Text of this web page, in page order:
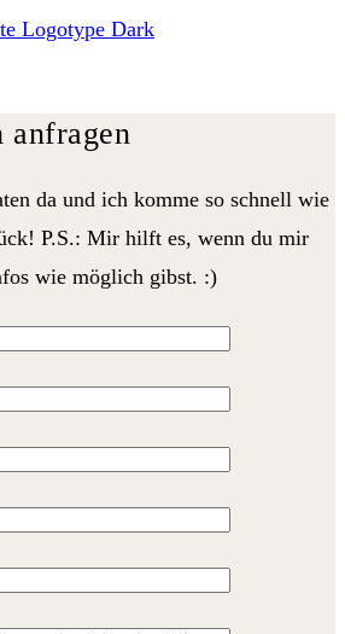
da und ich komme so schnell wie
P.S.: Mir hilft es, wenn du mir
wie möglich gibst. :)